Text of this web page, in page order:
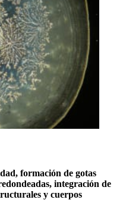
formación de gotas
integración de
y cuerpos